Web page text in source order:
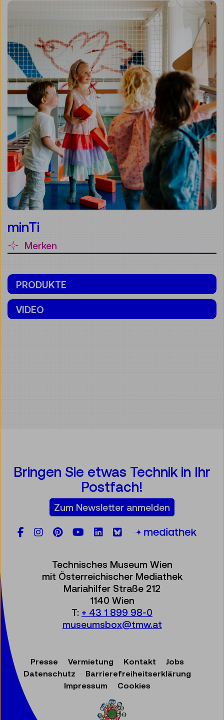
minTi
Merken
PRODUKTE
VIDEO
Bringen Sie etwas Technik in Ihr
Postfach!
Zum Newsletter anmelden
Facebook
Instagram
Pinterest
YouTube
LinkedIn
Bluesky
Technisches Museum Wien
mit Österreichischer Mediathek
Mariahilfer Straße 212
1140 Wien
T: + 43 1 899 98-0
museumsbox@tmw.at
Presse Vermietung Kontakt
Jobs
Datenschutz
Barrierefreiheitserklärung
Impressum
Cookies